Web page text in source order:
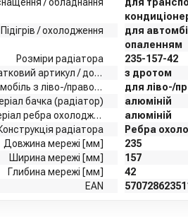
Підігрів / охолодження
для
опаленням
Розміри радіатора
235-157-42
Додатковий артикул / додаткова інформація 2
з дротом
Автомобіль з ліво-/правостороннім розташуванням керма
для ліво-/
бачка (радіатор)
алюміній
Матеріал ребра охолодження
алюміній
радіатора
Ребра
Довжина мережі [мм]
235
Ширина мережі [мм]
157
Глибина мережі [мм]
42
EAN